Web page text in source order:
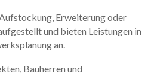
Erweiterung oder
und bieten Leistungen in
an.
Bauherren und